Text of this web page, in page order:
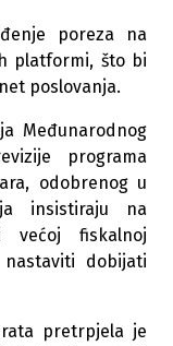
poreza na
platformi, što bi
poslovanja.
Međunarodnog
programa
odobrenog u
insistiraju na
većoj fiskalnoj
dobijati
pretrpjela je